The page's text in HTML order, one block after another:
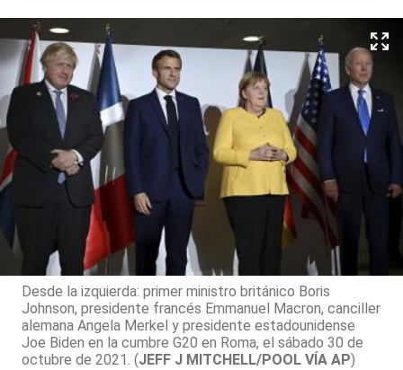
Desde la izquierda: primer ministro británico Boris
Johnson, presidente francés Emmanuel Macron, canciller
alemana Angela Merkel y presidente estadounidense
Joe Biden en la cumbre G20 en Roma, el sábado 30 de
octubre de 2021. (JEFF J MITCHELL/POOL VÍA AP)